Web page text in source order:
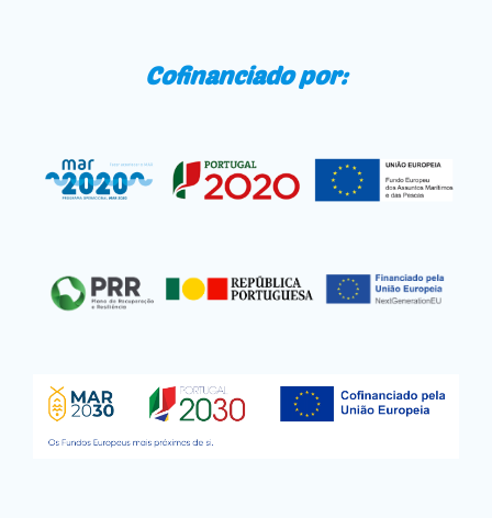
Cofinanciado por: